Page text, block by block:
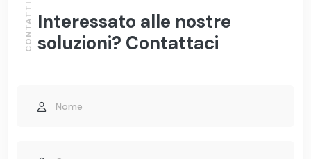
Interessato alle nostre
soluzioni? Contattaci
CONTATTI